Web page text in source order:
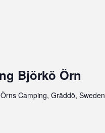
Björkö Örn
Camping, Gräddö, Sweden